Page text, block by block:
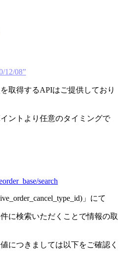
12/08”
取得するAPIはご提供しており
ントより任意のタイミングで
search
」にて
に検索いただくことで情報の取
につきましては以下をご確認く